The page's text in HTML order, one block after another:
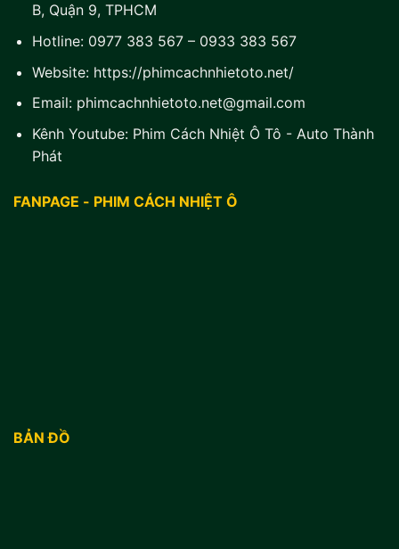
B, Quận 9, TPHCM
Hotline: 0977 383 567– 0933 383 567
Website: https://phimcachnhietoto.net/
Email: phimcachnhietoto.net@gmail.com
Kênh Youtube: Phim Cách Nhiệt Ô Tô - Auto Thành
Phát
FANPAGE - PHIM CÁCH NHIỆT Ô
BẢN ĐỒ